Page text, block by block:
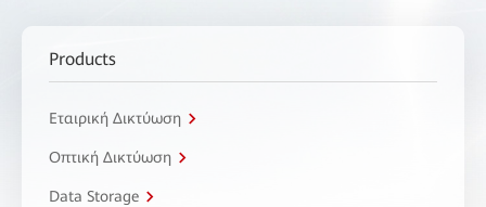
Products
Εταιρική Δικτύωση
Οπτική Δικτύωση
Data Storage